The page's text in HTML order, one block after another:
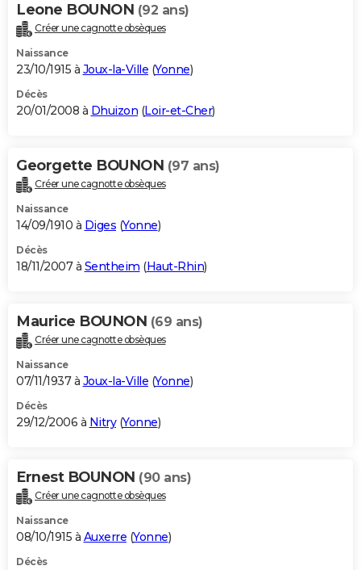
Leone BOUNON (92 ans)
Créer une cagnotte obsèques
Naissance
23/10/1915 à Joux-la-Ville (Yonne)
Décès
20/01/2008 à Dhuizon (Loir-et-Cher)
Georgette BOUNON (97 ans)
Créer une cagnotte obsèques
Naissance
14/09/1910 à Diges (Yonne)
Décès
18/11/2007 à Sentheim (Haut-Rhin)
Maurice BOUNON (69 ans)
Créer une cagnotte obsèques
Naissance
07/11/1937 à Joux-la-Ville (Yonne)
Décès
29/12/2006 à Nitry(Yonne)
Ernest BOUNON (90 ans)
Créer une cagnotte obsèques
Naissance
08/10/1915 à Auxerre (Yonne)
Décès